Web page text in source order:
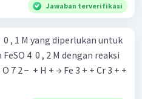
Jawaban terverifikasi
0 , 1 M yang diperlukan untuk
4 ​ 0 , 2 M dengan reaksi